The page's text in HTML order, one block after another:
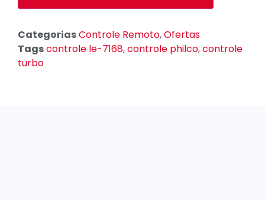
CategoriasControle Remoto,Ofertas
Tagscontrole le-7168,controle philco,controle
turbo